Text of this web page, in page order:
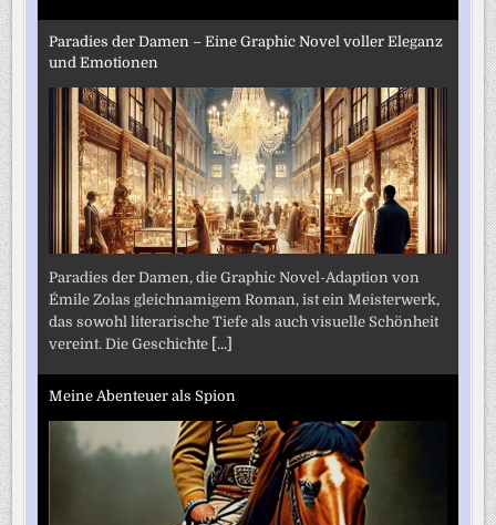
Paradies der Damen – Eine Graphic Novel voller Eleganz
und Emotionen
Paradies der Damen, die Graphic Novel-Adaption von
Émile Zolas gleichnamigem Roman, ist ein Meisterwerk,
das sowohl literarische Tiefe als auch visuelle Schönheit
vereint. Die Geschichte [...]
Meine Abenteuer als Spion